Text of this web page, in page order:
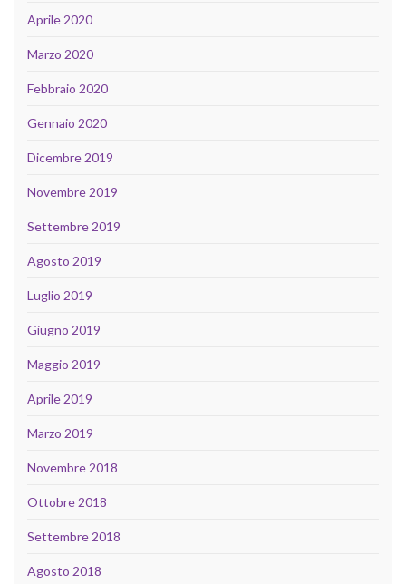
Aprile 2020
Marzo 2020
Febbraio 2020
Gennaio 2020
Dicembre 2019
Novembre 2019
Settembre 2019
Agosto 2019
Luglio 2019
Giugno 2019
Maggio 2019
Aprile 2019
Marzo 2019
Novembre 2018
Ottobre 2018
Settembre 2018
Agosto 2018